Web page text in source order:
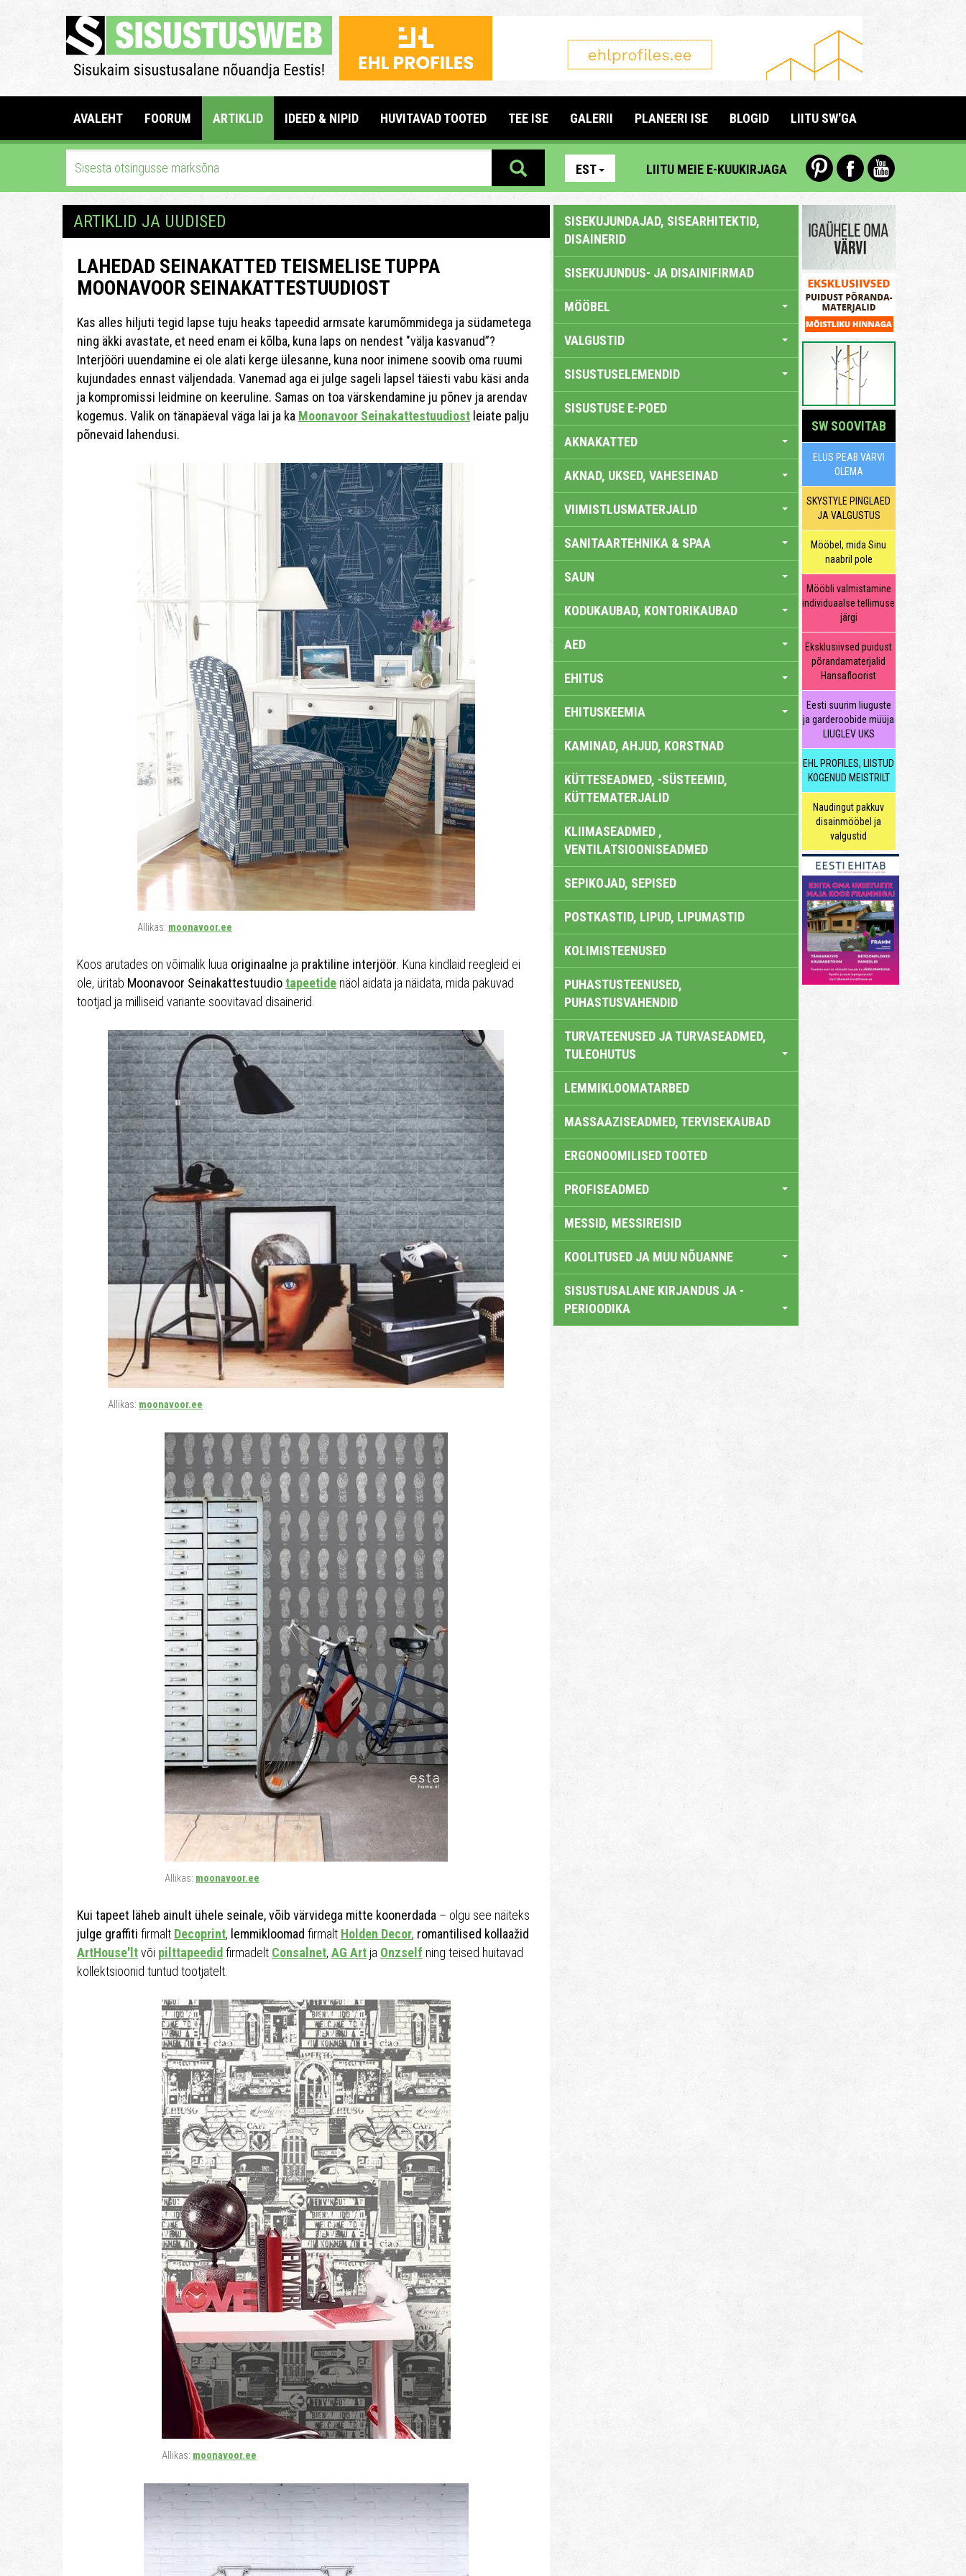
AVALEHT FOORUM ARTIKLID IDEED & NIPID HUVITAVAD TOOTED TEE ISE GALERII PLANEERI ISE BLOGID LIITU SW'GA
EST LIITU MEIE E-KUUKIRJAGA
ARTIKLID JA UUDISED
LAHEDAD SEINAKATTED TEISMELISE TUPPA
MOONAVOOR SEINAKATTESTUUDIOST
Kas alles hiljuti tegid lapse tuju heaks tapeedid armsate karumõmmidega ja südametega
ning äkki avastate, et need enam ei kõlba, kuna laps on nendest "välja kasvanud”?
Interjööri uuendamine ei ole alati kerge ülesanne, kuna noor inimene soovib oma ruumi
kujundades ennast väljendada. Vanemad aga ei julge sageli lapsel täiesti vabu käsi anda
ja kompromissi leidmine on keeruline. Samas on toa värskendamine ju põnev ja arendav
kogemus. Valik on tänapäeval väga lai ja ka Moonavoor Seinakattestuudiost leiate palju
põnevaid lahendusi.
Allikas: moonavoor.ee
Koos arutades on võimalik luua originaalne ja praktiline interjöör . Kuna kindlaid reegleid ei
ole, üritab Moonavoor Seinakattestuudio tapeetide näol aidata ja näidata, mida pakuvad
tootjad ja milliseid variante soovitavad disainerid.
Allikas: moonavoor.ee
Allikas: moonavoor.ee
Kui tapeet läheb ainult ühele seinale, võib värvidega mitte koonerdada – olgu see näiteks
julge graffiti firmalt Decoprint, lemmikloomad firmalt Holden Decor, romantilised kollaažid
ArtHouse'ltvõi pilttapeedid firmadelt Consalnet, AG Art ja Onzself ning teised huitavad
kollektsioonid tuntud tootjatelt.
Allikas: moonavoor.ee
SISEKUJUNDAJAD, SISEARHITEKTID,
DISAINERID
SISEKUJUNDUS- JA DISAINIFIRMAD
MÖÖBEL
VALGUSTID
SISUSTUSELEMENDID
SISUSTUSE E-POED
AKNAKATTED
AKNAD, UKSED, VAHESEINAD
VIIMISTLUSMATERJALID
SANITAARTEHNIKA & SPAA
SAUN
KODUKAUBAD, KONTORIKAUBAD
AED
EHITUS
EHITUSKEEMIA
KAMINAD, AHJUD, KORSTNAD
KÜTTESEADMED, -SÜSTEEMID,
KÜTTEMATERJALID
KLIIMASEADMED ,
VENTILATSIOONISEADMED
SEPIKOJAD, SEPISED
POSTKASTID, LIPUD, LIPUMASTID
KOLIMISTEENUSED
PUHASTUSTEENUSED,
PUHASTUSVAHENDID
TURVATEENUSED JA TURVASEADMED,
TULEOHUTUS
LEMMIKLOOMATARBED
MASSAAZISEADMED, TERVISEKAUBAD
ERGONOOMILISED TOOTED
PROFISEADMED
MESSID, MESSIREISID
KOOLITUSED JA MUU NÕUANNE
SISUSTUSALANE KIRJANDUS JA -
PERIOODIKA
SW SOOVITAB
ELUS PEAB VÄRVI
OLEMA
SKYSTYLE PINGLAED
JA VALGUSTUS
Mööbel, mida Sinu
naabril pole
Mööbli valmistamine
individuaalse tellimuse
järgi
Eksklusiivsed puidust
põrandamaterjalid
Hansafloorist
Eesti suurim liuguste
ja garderoobide müüja
LIUGLEV UKS
EHL PROFILES, LIISTUD
KOGENUD MEISTRILT
Naudingut pakkuv
disainmööbel ja
valgustid